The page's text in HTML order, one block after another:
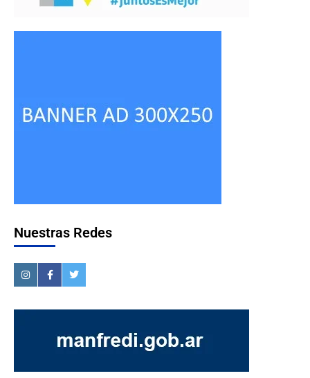
Nuestras Redes